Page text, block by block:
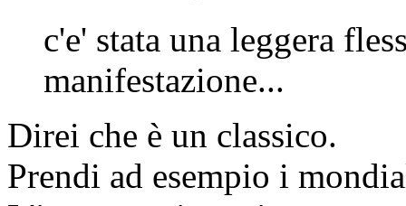
c'e' stata una leggera
manifestazione...
Direi che è un classico.
Prendi ad esempio i